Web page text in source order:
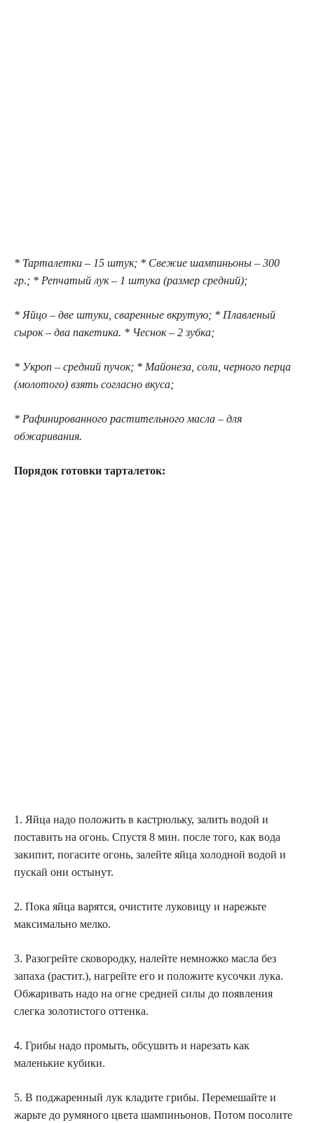
* Тарталетки – 15 штук; * Свежие шампиньоны – 300
гр.; * Репчатый лук – 1 штука (размер средний);
* Яйцо – две штуки, сваренные вкрутую; * Плавленый
сырок – два пакетика. * Чеснок – 2 зубка;
* Укроп – средний пучок; * Майонеза, соли, черного перца
(молотого) взять согласно вкуса;
* Рафинированного растительного масла – для
обжаривания.
Порядок готовки тарталеток:
1. Яйца надо положить в кастрюльку, залить водой и
поставить на огонь. Спустя 8 мин. после того, как вода
закипит, погасите огонь, залейте яйца холодной водой и
пускай они остынут.
2. Пока яйца варятся, очистите луковицу и нарежьте
максимально мелко.
3. Разогрейте сковородку, налейте немножко масла без
запаха (растит.), нагрейте его и положите кусочки лука.
Обжаривать надо на огне средней силы до появления
слегка золотистого оттенка.
4. Грибы надо промыть, обсушить и нарезать как
маленькие кубики.
5. В поджаренный лук кладите грибы. Перемешайте и
жарьте до румяного цвета шампиньонов. Потом посолите